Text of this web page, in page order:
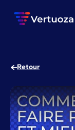
Retour